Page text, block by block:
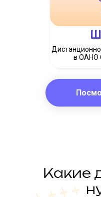
в ОАНО
Какие